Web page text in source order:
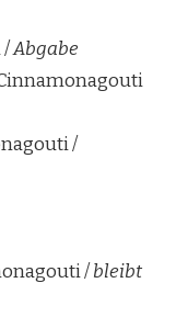
/Abgabe
/
/bleibt